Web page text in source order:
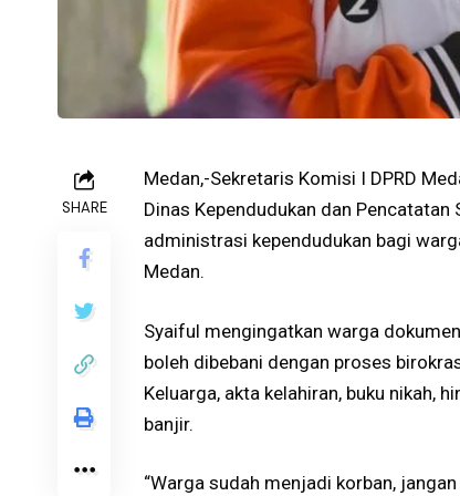
SHARE
Medan,-Sekretaris Komisi I DPRD
Dinas Kependudukan dan
administrasi kependudukan bagi
Medan.
Syaiful mengingatkan warga
boleh dibebani dengan proses
Keluarga, akta kelahiran, buku nikah,
banjir.
“Warga sudah menjadi korban,